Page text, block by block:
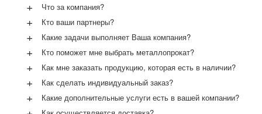
+ Что за компания?
+ Кто ваши партнеры?
+ Какие задачи выполняет Ваша компания?
+ Кто поможет мне выбрать металлопрокат?
+ Как мне заказать продукцию, которая есть в наличии?
+ Как сделать индивидуальный заказ?
+ Какие дополнительные услуги есть в вашей компании?